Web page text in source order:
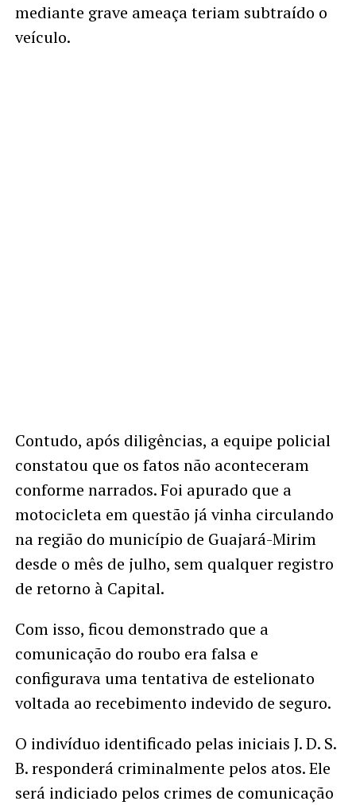
mediante grave ameaça teriam subtraído o
veículo.
Contudo, após diligências, a equipe policial
constatou que os fatos não aconteceram
conforme narrados. Foi apurado que a
motocicleta em questão já vinha circulando
na região do município de Guajará-Mirim
desde o mês de julho, sem qualquer registro
de retorno à Capital.
Com isso, ficou demonstrado que a
comunicação do roubo era falsa e
configurava uma tentativa de estelionato
voltada ao recebimento indevido de seguro.
O indivíduo identificado pelas iniciais J. D. S.
B. responderá criminalmente pelos atos. Ele
será indiciado pelos crimes de comunicação